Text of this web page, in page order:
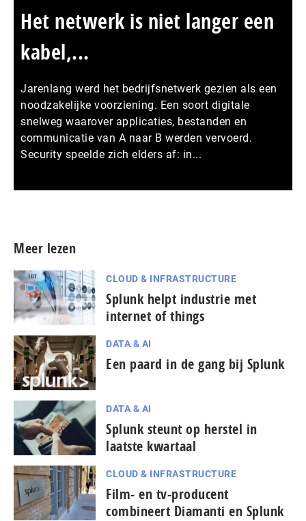
Het netwerk is niet langer een
kabel,...
Jarenlang werd het bedrijfsnetwerk gezien als een
noodzakelijke voorziening. Een soort digitale
snelweg waarover applicaties, bestanden en
communicatie van A naar B werden vervoerd.
Security speelde zich elders af: in...
Meer lezen
CLOUD & INFRASTRUCTURE
Splunk helpt industrie met
internet of things
DATA & AI
Een paard in de gang bij Splunk
DATA & AI
Splunk steunt op herstel in
laatste kwartaal
CLOUD & INFRASTRUCTURE
Film- en tv-producent
combineert Diamanti en Splunk